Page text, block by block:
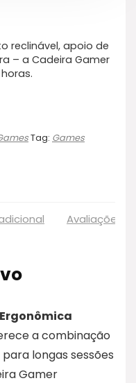
reclinável, apoio de
– a Cadeira Gamer
Tag: Games
Avaliações
a combinação
longas sessões
Gamer